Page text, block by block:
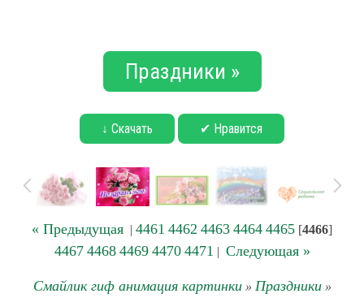
Праздники »
↓ Скачать ✔ Нравится
« Предыдущая | 4461 4462 4463 4464 4465 [4466]
4467 4468 4469 4470 4471 | Следующая »
Смайлик гиф анимация картинки» Праздники»